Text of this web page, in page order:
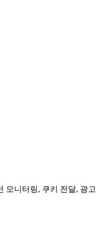
모니터링, 쿠키 전달, 광고